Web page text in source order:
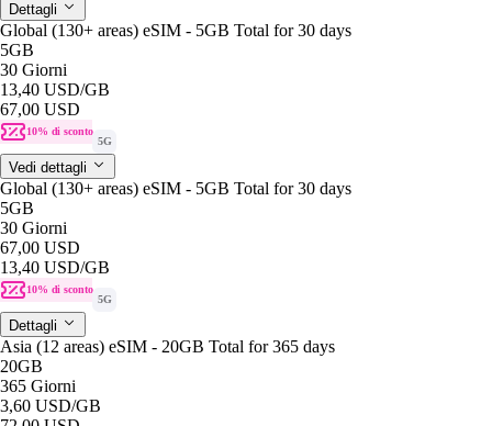
Dettagli
Global (130+ areas) eSIM - 5GB Total for 30 days
5GB
30 Giorni
13,40 USD/GB
67,00 USD
10% di sconto
5G
Vedi dettagli
Global (130+ areas) eSIM - 5GB Total for 30 days
5GB
30 Giorni
67,00 USD
13,40 USD/GB
10% di sconto
5G
Dettagli
Asia (12 areas) eSIM - 20GB Total for 365 days
20GB
365 Giorni
3,60 USD/GB